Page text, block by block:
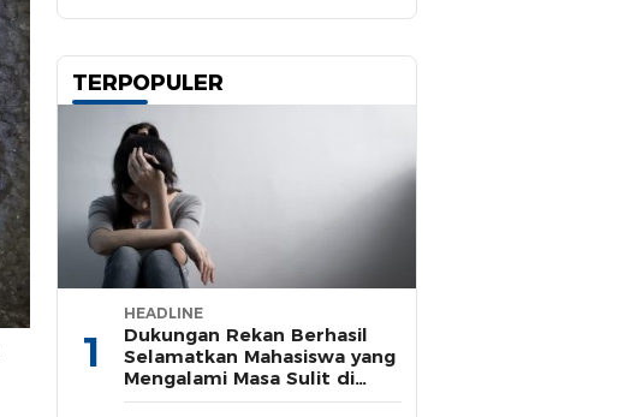
TERPOPULER
1
HEADLINE
Dukungan Rekan Berhasil
Selamatkan Mahasiswa yang
Mengalami Masa Sulit di
Rusunawa Unkhair